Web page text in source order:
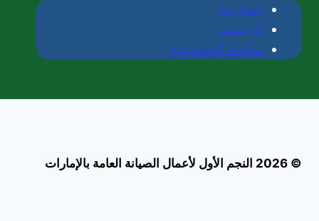
إتصل بنا
الرئيسية
سياسة الخصوصية
© 2026 النجم الأول لأعمال الصيانة العامة بالإمارات